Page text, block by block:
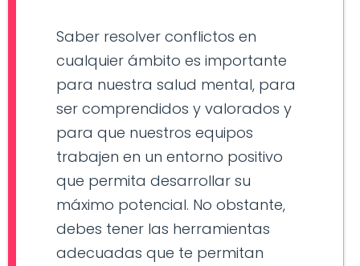
Saber resolver conflictos en
cualquier ámbito es importante
para nuestra salud mental, para
ser comprendidos y valorados y
para que nuestros equipos
trabajen en un entorno positivo
que permita desarrollar su
máximo potencial. No obstante,
debes tener las herramientas
adecuadas que te permitan